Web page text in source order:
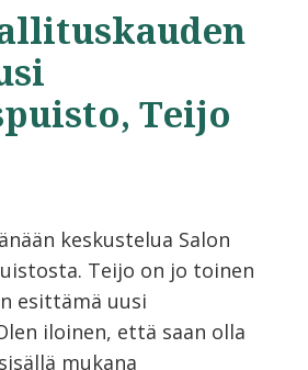
Teijo
keskustelua Salon
Teijo on jo toinen
esittämä uusi
iloinen, että saan olla
mukana